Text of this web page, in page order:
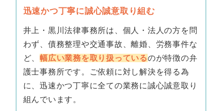
迅速かつ丁寧に誠心誠意取り組む
井上・黒川法律事務所は、個人・法人の方を問
わず、債務整理や交通事故、離婚、労務事件な
ど、幅広い業務を取り扱っているのが特徴の弁
護士事務所です。ご依頼に対し解決を得る為
に、迅速かつ丁寧に全ての業務に誠心誠意取り
組んでいます。